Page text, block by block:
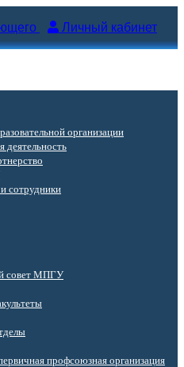
Личный кабинет
организации
сотрудники
совет МПГУ
профсоюзная организация